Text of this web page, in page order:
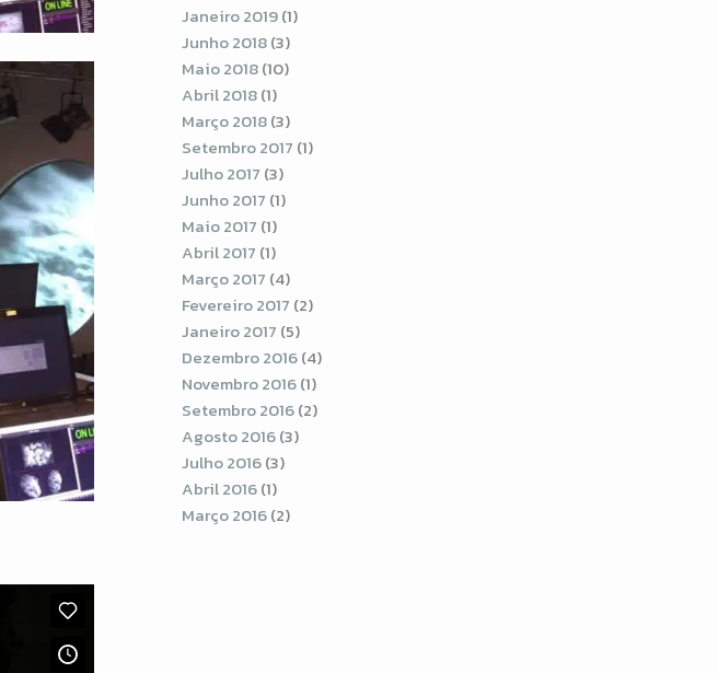
Janeiro 2019(1)
Junho 2018(3)
Maio 2018(10)
Abril 2018(1)
Março 2018(3)
Setembro 2017 (1)
Julho 2017 (3)
Junho 2017 (1)
Maio 2017 (1)
Abril 2017 (1)
Março 2017 (4)
Fevereiro 2017 (2)
Janeiro 2017 (5)
Dezembro 2016(4)
Novembro 2016(1)
Setembro 2016(2)
Agosto 2016(3)
Julho 2016(3)
Abril 2016(1)
Março 2016(2)